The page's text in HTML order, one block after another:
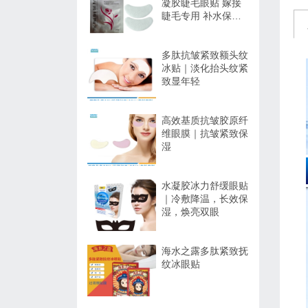
凝胶睫毛眼贴 嫁接
睫毛专用 补水保湿
多肽抗皱紧致额头纹
冰贴｜淡化抬头纹紧
致显年轻
高效基质抗皱胶原纤
维眼膜｜抗皱紧致保
湿
水凝胶冰力舒缓眼贴
｜冷敷降温，长效保
湿，焕亮双眼
海水之露多肽紧致抚
纹冰眼贴